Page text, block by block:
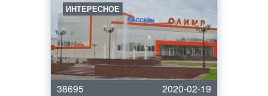
ИНТЕРЕСНОЕ
38695
2020-02-19